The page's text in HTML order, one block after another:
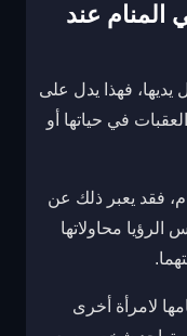
المنام عند
يديها، فهذا يدل على
في حياتها أو
فقد يعبر ذلك عن
محاولاتها
لامرأة أخرى